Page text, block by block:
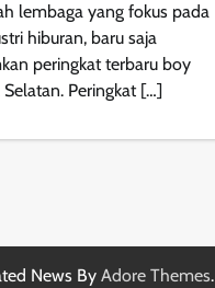
lembaga yang fokus pada
hiburan, baru saja
peringkat terbaru boy
Peringkat […]
News By Adore Themes.